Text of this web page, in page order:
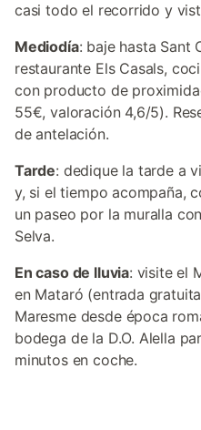
casi todo el recorrido y
Mediodía: baje hasta Sant
restaurante Els Casals,
con producto de
55€, valoración 4,6/5).
de antelación.
Tarde: dedique la tarde a
y, si el tiempo acompaña,
un paseo por la muralla
Selva.
En caso de lluvia: visite el
en Mataró (entrada
Maresme desde época
bodega de la D.O. Alella
minutos en coche.